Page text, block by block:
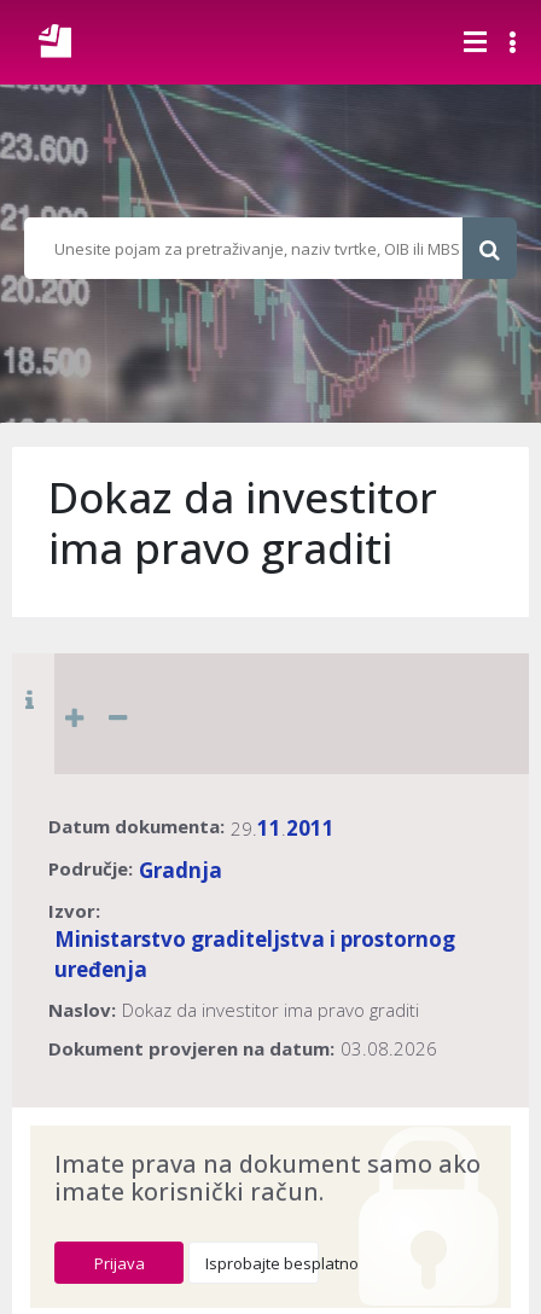
Dokaz da investitor
ima pravo graditi
Datum dokumenta: 29.11 .2011
Područje: Gradnja
Izvor:
Ministarstvo graditeljstva i prostornog
uređenja
Naslov: Dokaz da investitor ima pravo graditi
Dokument provjeren na datum: 03.08.2026
Imate prava na dokument samo ako
imate korisnički račun.
Prijava Isprobajte besplatno